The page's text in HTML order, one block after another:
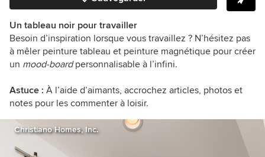
Un tableau noir pour travailler
Besoin d’inspiration lorsque vous travaillez ? N’hésitez pas
à mêler peinture tableau et peinture magnétique pour créer
un mood-boardpersonnalisable à l’infini.
Astuce : À l’aide d’aimants, accrochez articles, photos et
notes pour les commenter à loisir.
Christiano Homes, Inc.